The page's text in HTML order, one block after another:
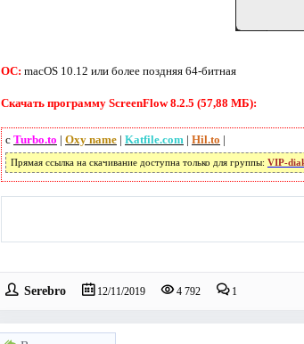
ОС: macOS 10.12 или более поздняя 64-битная
Скачать программу ScreenFlow 8.2.5 (57,88 МБ):
с Turbo.to | Oxy name| Katfile.com | Hil.to |
Прямая ссылка на скачивание доступна только для группы: VIP-
Serebro 12/11/2019 4 792 1